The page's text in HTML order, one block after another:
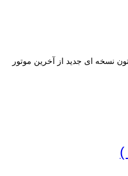
پست براتون نسخه ای جدید از آخرین موتور